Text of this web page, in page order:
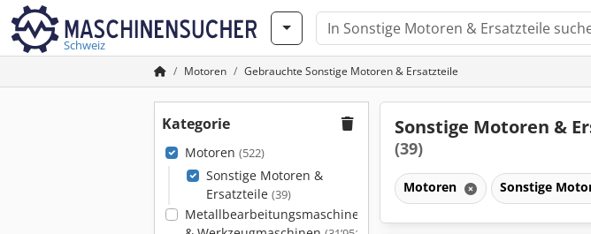
Schweiz
Motoren Gebrauchte Sonstige Motoren & Ersatzteile
Kategorie
Motoren (522)
Sonstige Motoren &
Ersatzteile (39)
Metallbearbeitungsmaschinen
Sonstige Motoren &
(39)
Motoren Sonstige